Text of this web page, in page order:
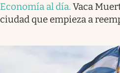
Economía al día. Vaca
ciudad que empieza a